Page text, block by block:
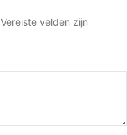
Vereiste velden zijn